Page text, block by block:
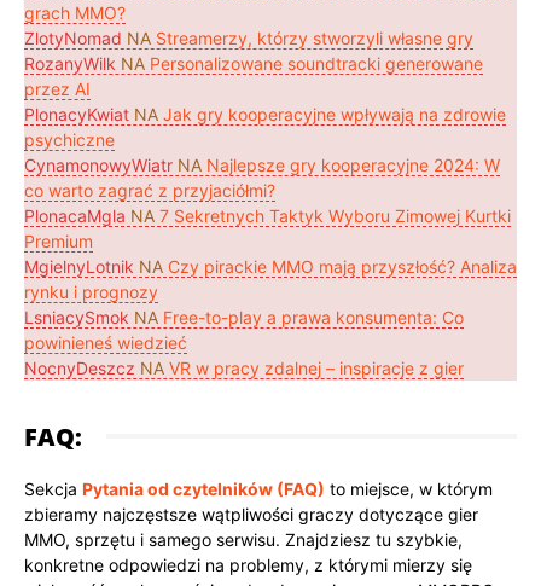
grach MMO?
ZlotyNomad NA Streamerzy, którzy stworzyli własne gry
RozanyWilk NA Personalizowane soundtracki generowane
przez AI
PlonacyKwiat NA Jak gry kooperacyjne wpływają na zdrowie
psychiczne
CynamonowyWiatr NA Najlepsze gry kooperacyjne 2024: W
co warto zagrać z przyjaciółmi?
PlonacaMgla NA 7 Sekretnych Taktyk Wyboru Zimowej Kurtki
Premium
MgielnyLotnik NA Czy pirackie MMO mają przyszłość? Analiza
rynku i prognozy
LsniacySmok NA Free-to-play a prawa konsumenta: Co
powinieneś wiedzieć
NocnyDeszcz NA VR w pracy zdalnej – inspiracje z gier
FAQ:
Sekcja Pytania od czytelników (FAQ) to miejsce, w którym
zbieramy najczęstsze wątpliwości graczy dotyczące gier
MMO, sprzętu i samego serwisu. Znajdziesz tu szybkie,
konkretne odpowiedzi na problemy, z którymi mierzy się